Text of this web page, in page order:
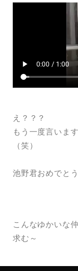
え？？？
もう一度言いま
（笑）
池野君おめでと
こんなゆかいな
求む～